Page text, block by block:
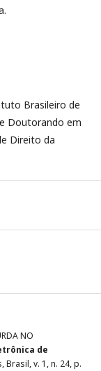
Brasileiro de
Doutorando em
Direito da
NO
de
Brasil, v. 1, n. 24, p.